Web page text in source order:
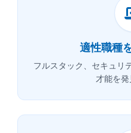
適性職種
フルスタック、セキュリ
才能を発